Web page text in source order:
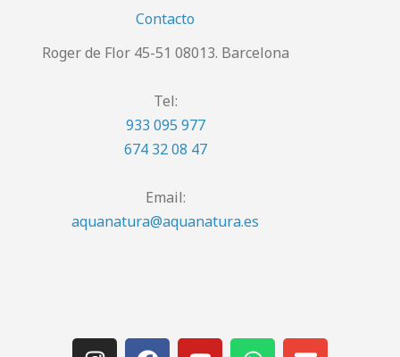
Contacto
Roger de Flor 45-51 08013. Barcelona
Tel:
933 095 977
674 32 08 47
Email:
aquanatura@aquanatura.es